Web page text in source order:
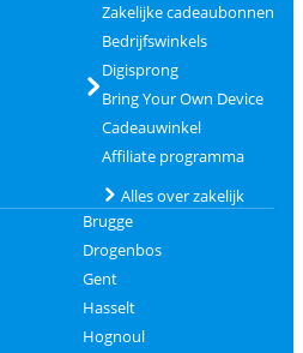
Zakelijke cadeaubonnen
Bedrijfswinkels
Digisprong
Bring Your Own Device
Cadeauwinkel
Affiliate programma
Alles over zakelijk
Brugge
Drogenbos
Gent
Hasselt
Hognoul